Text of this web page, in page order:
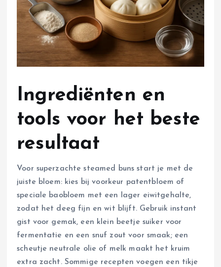
Ingrediënten en
tools voor het beste
resultaat
Voor superzachte steamed buns start je met de
juiste bloem: kies bij voorkeur patentbloem of
speciale baobloem met een lager eiwitgehalte,
zodat het deeg fijn en wit blijft. Gebruik instant
gist voor gemak, een klein beetje suiker voor
fermentatie en een snuf zout voor smaak; een
scheutje neutrale olie of melk maakt het kruim
extra zacht. Sommige recepten voegen een tikje